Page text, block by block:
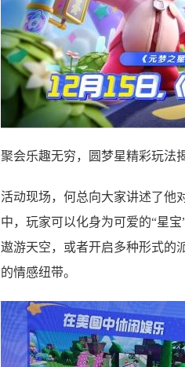
聚会乐趣无穷，圆梦星精彩玩法
活动现场，何总向大家讲述了他
中，玩家可以化身为可爱的“星
遨游天空，或者开启多种形式的
的情感纽带。